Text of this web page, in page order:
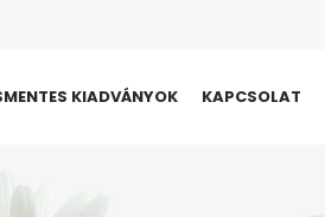
KIADVÁNYOK KAPCSOLAT